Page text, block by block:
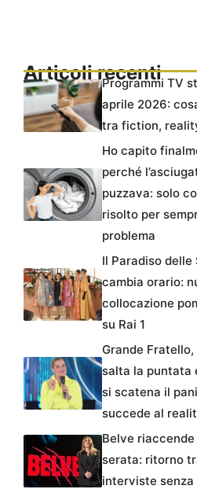
Articoli recenti
Programmi TV
aprile 2026:
tra fiction,
Ho capito
perché
puzzava: solo
risolto per
problema
Il Paradiso delle
cambia orario:
collocazione
su Rai 1
Grande
salta la puntata
si scatena il
succede al
Belve
serata: ritorno
interviste